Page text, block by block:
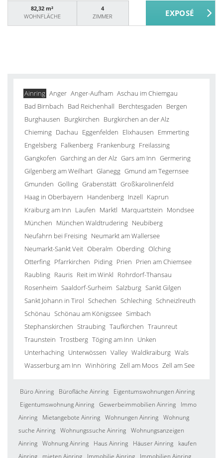
82,32 m²
WOHNFLÄCHE
4
ZIMMER
Ainring Anger Anger-Aufham Aschau im Chiemgau
Bad Birnbach Bad Reichenhall Berchtesgaden Bergen
Burghausen Burgkirchen Burgkirchen an der Alz
Chieming Dachau Eggenfelden Elixhausen Emmerting
Engelsberg Falkenberg Frankenburg Freilassing
Gangkofen Garching an der Alz Gars am Inn Germering
Gilgenberg am Weilhart Glanegg Gmund am Tegernsee
Gmunden Golling Grabenstätt Großkarolinenfeld
Haag in Oberbayern Handenberg Inzell Kaprun
Kraiburg am Inn Laufen Marktl Marquartstein Mondsee
München München Waldtrudering Neubiberg
Neufahrn bei Freising Neumarkt am Wallersee
Neumarkt-Sankt Veit Oberalm Oberding Olching
Otterfing Pfarrkirchen Piding Prien Prien am Chiemsee
Raubling Rauris Reit im Winkl Rohrdorf-Thansau
Rosenheim Saaldorf-Surheim Salzburg Sankt Gilgen
Sankt Johann in Tirol Schechen Schleching Schneizlreuth
Schönau Schönau am Königssee Simbach
Stephanskirchen Straubing Taufkirchen Traunreut
Traunstein Trostberg Töging am Inn Unken
Unterhaching Unterwössen Valley Waldkraiburg Wals
Wasserburg am Inn Winhöring Zell am Moos Zell am See
Büro Ainring Bürofläche Ainring
Eigentumswohnungen Ainring
Eigentumswohnung Ainring Gewerbeimmobilien Ainring
Immo
Ainring
Mietangebote Ainring Wohnungen Ainring Wohnung
suche Ainring Wohnungssuche Ainring Wohnungsanzeigen
Ainring Wohnung Ainring Haus Ainring Häuser Ainring
kaufen
Ainring
mieten Ainring Immobilie Ainring
Immobilien Ainring